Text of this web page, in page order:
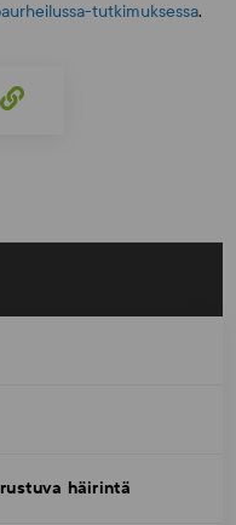
tutkimuksessa.
häirintä